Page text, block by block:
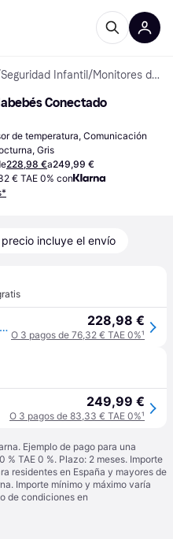
Seguridad Infantil / Monitores de bebé
Conectado
de temperatura, Comunicación
Gris
228,98 €a249,99 €
€ TAE 0% con
precio incluye el envío
PHILIPS Avent Vigilabebés Conectado con Wi-Fi, cámara HD de Calidad, visión Nocturna por Infrarrojos, detección de llanto, Audio bidireccional, Tiempo de detección de 12 Horas en Modo Eco 228,98 €
O 3 pagos de 76,32 € TAE 0%¹
249,99 €
O 3 pagos de 83,33 € TAE 0%¹
Ejemplo de pago para una
TAE 0 %. Plazo: 2 meses. Importe
residentes en España y mayores de
Importe mínimo y máximo varía
de condiciones en